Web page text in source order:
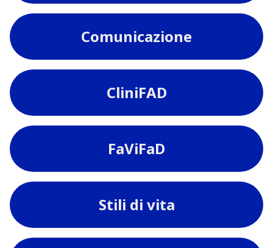
Comunicazione
CliniFAD
FaViFaD
Stili di vita